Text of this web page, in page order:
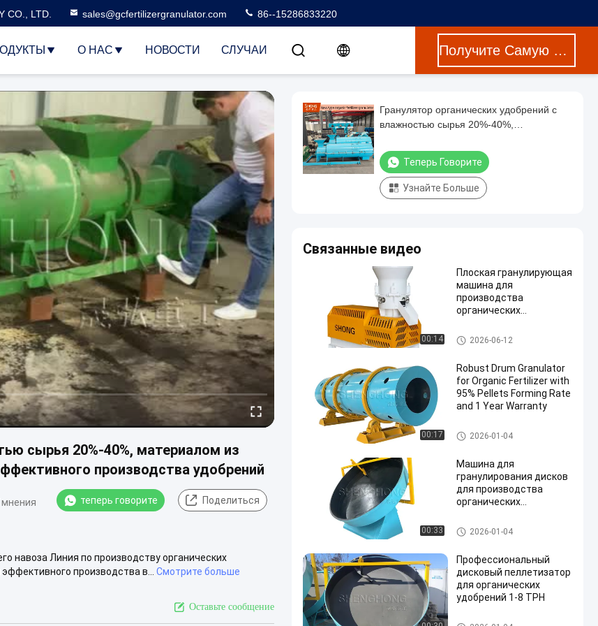
CO., LTD. sales@gcfertilizergranulator.com 86--15286833220
О НАС НОВОСТИ СЛУЧАИ Получите Самую Лучшую Цену
сырья 20%-40%, материалом из
производства удобрений
мнения теперь говорите Поделиться
навоза Линия по производству органических
производства в...
Смотрите больше
Оставьте сообщение
Гранулятор органических удобрений с
влажностью сырья 20%-40%,
напряжением 380 В для эффективного
производства удобрений
Теперь Говорите
Узнайте Больше
Связанные видео
00:14
Плоская гранулирующая
машина для
производства
органических
мощностью 1-4 тонны в
час и скоростью
гранулятор органического уд
обрения
2026-06-12
00:17
Robust Drum Granulator
for Organic Fertilizer with
95% Pellets Forming Rate
and 1 Year Warranty
гранулятор органического уд
обрения
2026-01-04
00:33
Машина для
гранулирования дисков
для производства
органических
работы и технические
характеристики
гранулятор органического уд
обрения
2026-01-04
Профессиональный
дисковый пеллетизатор
для органических
удобрений 1-8 TPH
гранулятор органического уд